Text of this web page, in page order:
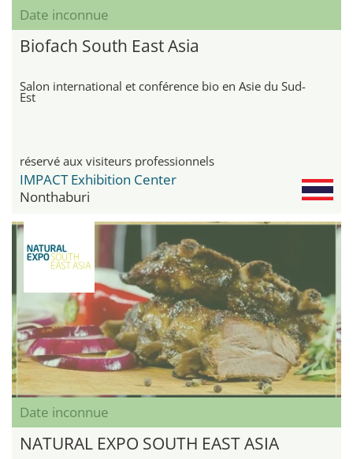
Date inconnue
Biofach South East Asia
Salon international et conférence bio en Asie du Sud-
Est
réservé aux visiteurs professionnels
IMPACT Exhibition Center
Nonthaburi
Date inconnue
NATURAL EXPO SOUTH EAST ASIA